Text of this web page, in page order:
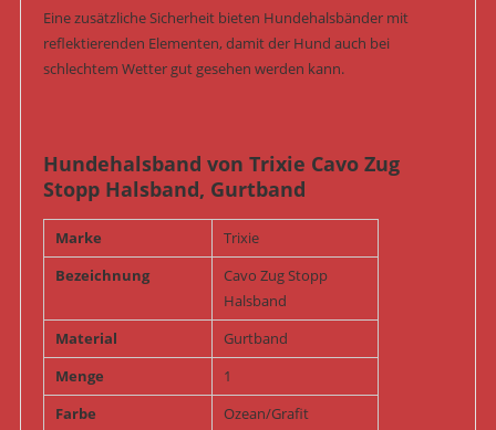
Eine zusätzliche Sicherheit bieten Hundehalsbänder mit
reflektierenden Elementen, damit der Hund auch bei
schlechtem Wetter gut gesehen werden kann.
Hundehalsband von Trixie Cavo Zug
Stopp Halsband, Gurtband
Marke
Trixie
Bezeichnung
Cavo Zug Stopp
Halsband
Material
Gurtband
Menge
1
Farbe
Ozean/Grafit